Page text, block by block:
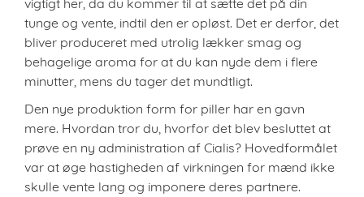
vigtigt her, da du kommer til at sætte det på din
tunge og vente, indtil den er opløst. Det er derfor, det
bliver produceret med utrolig lækker smag og
behagelige aroma for at du kan nyde dem i flere
minutter, mens du tager det mundtligt.
Den nye produktion form for piller har en gavn
mere. Hvordan tror du, hvorfor det blev besluttet at
prøve en ny administration af Cialis? Hovedformålet
var at øge hastigheden af ​​virkningen for mænd ikke
skulle vente lang og imponere deres partnere.